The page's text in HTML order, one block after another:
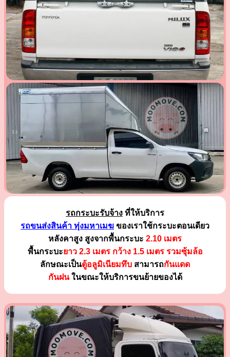
รถกระบะรับจ้าง ที่ให้บริการ
รถขนส่งสินค้า ทุ่งมหาเมฆ ของเราใช้กระบะตอนเดียว
หลังคาสูง สูงจากพื้นกระบะ 2.10 เมตร
พื้นกระบะยาว 2.3 เมตร กว้าง 1.5 เมตร รวมซุ้มล้อ
ลักษณะเป็นตู้อลูมิเนียมทึบ สามารถกันแดด
กันฝนในขณะให้บริการขนย้ายของได้